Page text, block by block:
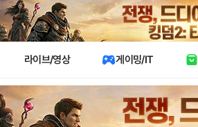
라이브/영상 게이밍/IT